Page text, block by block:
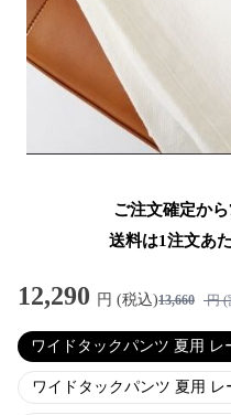
ご注文確定か
送料は1注文あ
12,290 円 (税込)13,660 円 (
ワイドタックパンツ 夏用 レ
ワイドタックパンツ 夏用 レ